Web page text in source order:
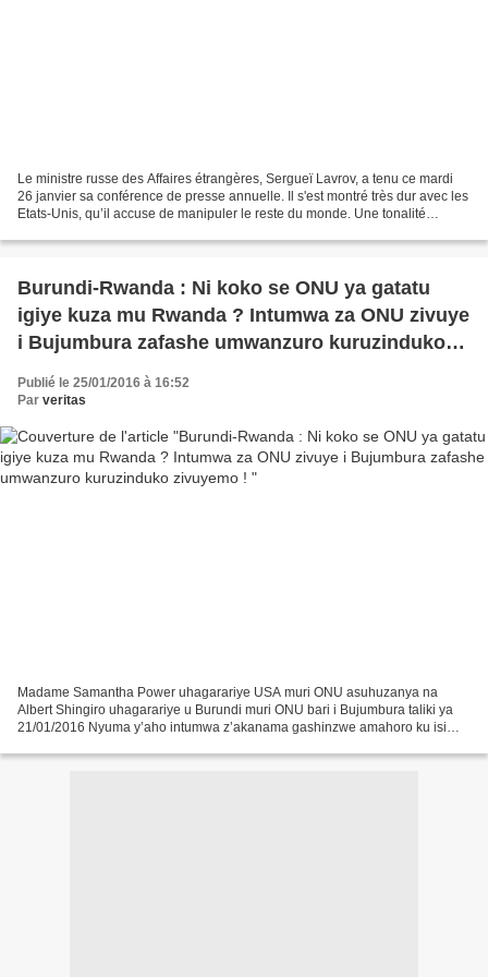
Le ministre russe des Affaires étrangères, Sergueï Lavrov, a tenu ce mardi
26 janvier sa conférence de presse annuelle. Il s'est montré très dur avec les
Etats-Unis, qu’il accuse de manipuler le reste du monde. Une tonalité
Burundi-Rwanda : Ni koko se ONU ya gatatu
igiye kuza mu Rwanda ? Intumwa za ONU zivuye
i Bujumbura zafashe umwanzuro kuruzinduko
zivuyemo !
Publié le 25/01/2016 à 16:52
Par veritas
Madame Samantha Power uhagarariye USA muri ONU asuhuzanya na
Albert Shingiro uhagarariye u Burundi muri ONU bari i Bujumbura taliki ya
21/01/2016 Nyuma y’aho intumwa z’akanama gashinzwe amahoro ku isi